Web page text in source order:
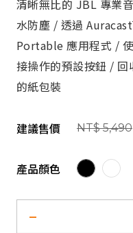
清晰無比的 JBL 專業
水防塵 / 透過
Portable 應用程式 /
接操作的預設按鈕 / 回
的紙包裝
建議售價 NT$ 5,490
產品顏色